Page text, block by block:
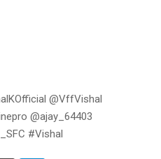
@VffVishal
@ajay_64403
#Vishal